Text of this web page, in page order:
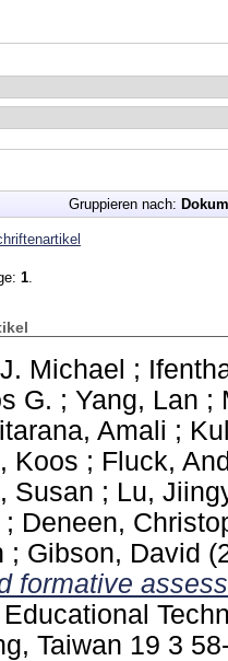
Gruppieren nach:
1
Michael ;
G. ; Yang, Lan ;
Amali ;
Koos ; Fluck,
Susan ; Lu,
; Deneen,
; Gibson, David
formative
Educational
Taiwan 19 3